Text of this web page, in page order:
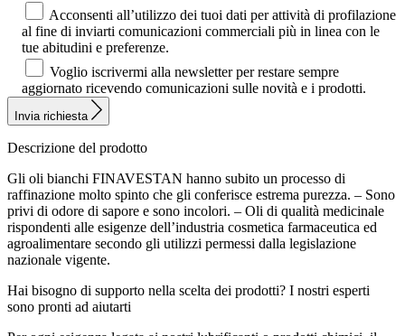
Acconsenti all’utilizzo dei tuoi dati per attività di profilazione
al fine di inviarti comunicazioni commerciali più in linea con le
tue abitudini e preferenze.
Voglio iscrivermi alla newsletter per restare sempre
aggiornato ricevendo comunicazioni sulle novità e i prodotti.
Invia richiesta
Descrizione del prodotto
Gli oli bianchi FINAVESTAN hanno subito un processo di
raffinazione molto spinto che gli conferisce estrema purezza. – Sono
privi di odore di sapore e sono incolori. – Oli di qualità medicinale
rispondenti alle esigenze dell’industria cosmetica farmaceutica ed
agroalimentare secondo gli utilizzi permessi dalla legislazione
nazionale vigente.
Hai bisogno di supporto nella scelta dei prodotti? I nostri esperti
sono pronti ad aiutarti